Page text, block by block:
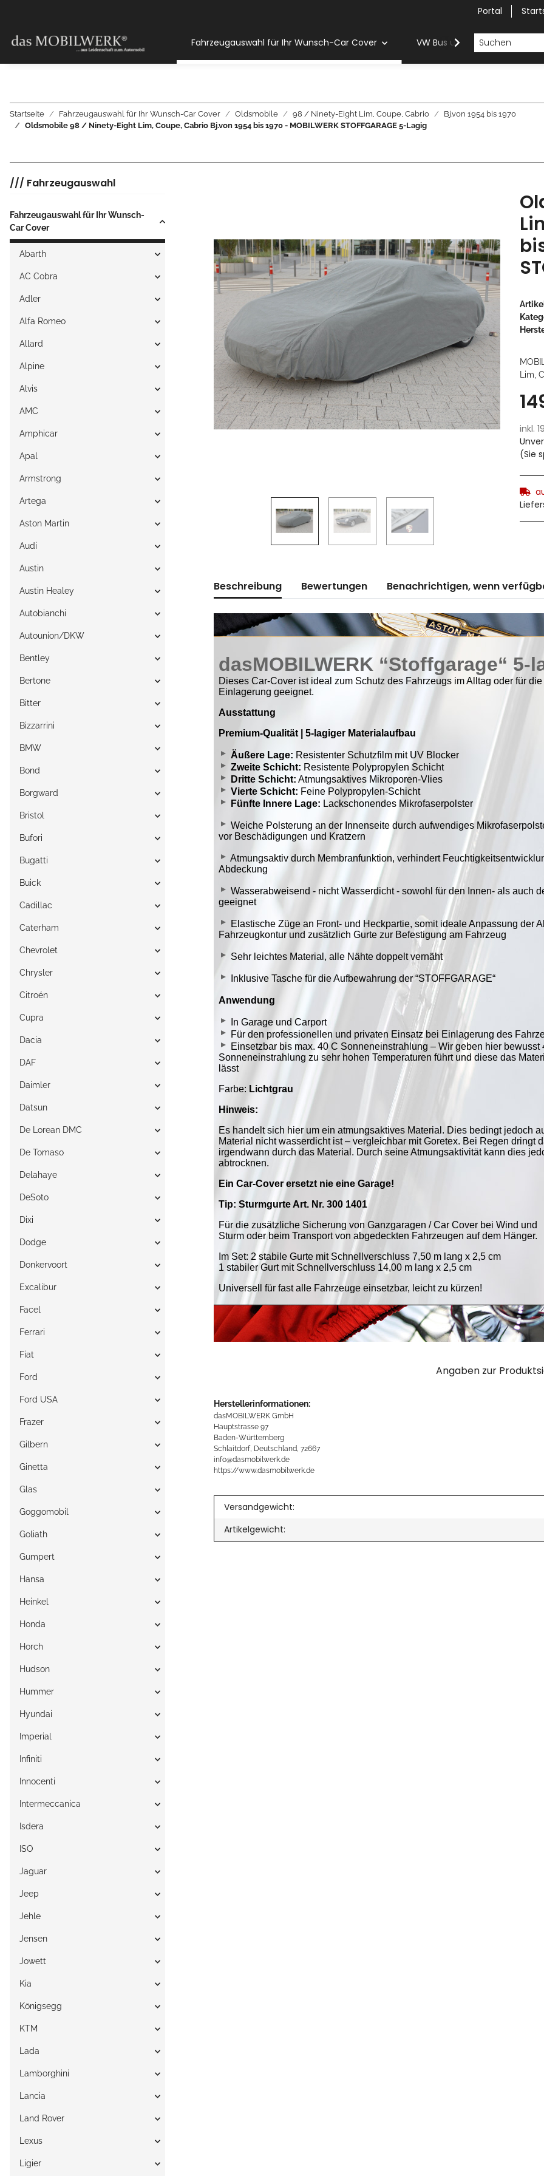
Portal
Fahrzeugauswahl für Ihr Wunsch-Car Cover VW Bus und Van Car Cover
Startseite Fahrzeugauswahl für Ihr Wunsch-Car Cover Oldsmobile 98 / Ninety-Eight Lim, Coupe, Cabrio
Bj.von 1954 bis 1970
Oldsmobile 98 / Ninety-Eight Lim, Coupe, Cabrio Bj.von 1954 bis 1970 - MOBILWERK STOFFGARAGE 5-Lagig
Lim,
inkl.
(Sie
Beschreibung Bewertungen Benachrichtigen, wenn
Angaben zur
Herstellerinformationen:
dasMOBILWERK GmbH
Hauptstrasse 97
Baden-Württemberg
Schlaitdorf, Deutschland, 72667
info@dasmobilwerk.de
https://www.dasmobilwerk.de
Versandgewicht:
Artikelgewicht:
/// Fahrzeugauswahl
Fahrzeugauswahl für Ihr Wunsch-
Car Cover
Abarth
AC Cobra
Adler
Alfa Romeo
Allard
Alpine
Alvis
AMC
Amphicar
Apal
Armstrong
Artega
Aston Martin
Audi
Austin
Austin Healey
Autobianchi
Autounion/DKW
Bentley
Bertone
Bitter
Bizzarrini
BMW
Bond
Borgward
Bristol
Bufori
Bugatti
Buick
Cadillac
Caterham
Chevrolet
Chrysler
Citroén
Cupra
Dacia
DAF
Daimler
Datsun
De Lorean DMC
De Tomaso
Delahaye
DeSoto
Dixi
Dodge
Donkervoort
Excalibur
Facel
Ferrari
Fiat
Ford
Ford USA
Frazer
Gilbern
Ginetta
Glas
Goggomobil
Goliath
Gumpert
Hansa
Heinkel
Honda
Horch
Hudson
Hummer
Hyundai
Imperial
Infiniti
Innocenti
Intermeccanica
Isdera
ISO
Jaguar
Jeep
Jehle
Jensen
Jowett
Kia
Königsegg
KTM
Lada
Lamborghini
Lancia
Land Rover
Lexus
Ligier